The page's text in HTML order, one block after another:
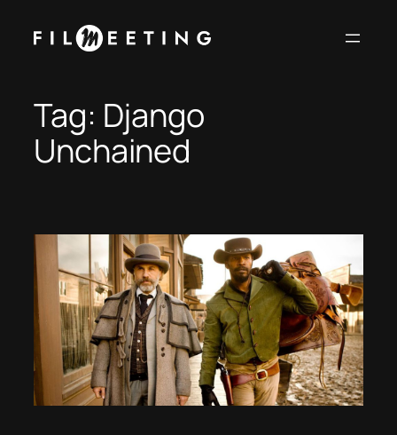
Tag: Django
Unchained